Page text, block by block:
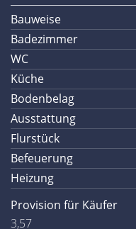
Bauweise
Badezimmer
WC
Küche
Bodenbelag
Ausstattung
Flurstück
Befeuerung
Heizung
Provision für Käufer
3,57